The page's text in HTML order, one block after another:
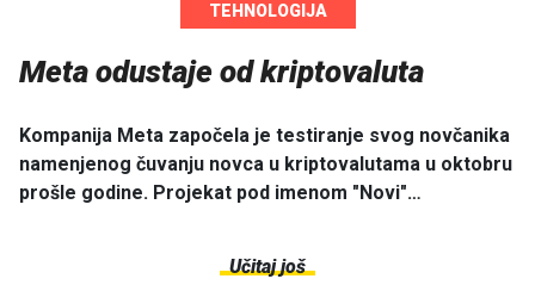
TEHNOLOGIJA
Meta odustaje od kriptovaluta
Kompanija Meta započela je testiranje svog novčanika
namenjenog čuvanju novca u kriptovalutama u oktobru
prošle godine. Projekat pod imenom "Novi"…
Učitaj još